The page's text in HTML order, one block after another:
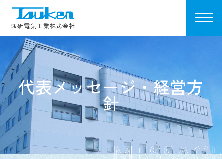
通研電気工業株式会社
代表メッセージ・経営方
針